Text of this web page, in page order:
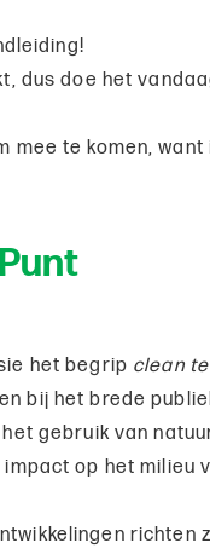
dus doe het
mee te komen,
het begrip clean
bij het brede
gebruik van
op het milieu
richten